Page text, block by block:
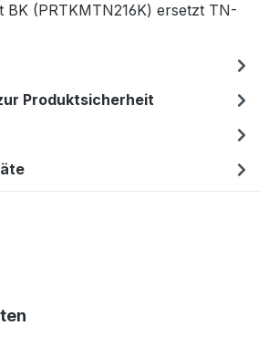
BK (PRTKMTN216K) ersetzt TN-
Produktsicherheit
überspringen